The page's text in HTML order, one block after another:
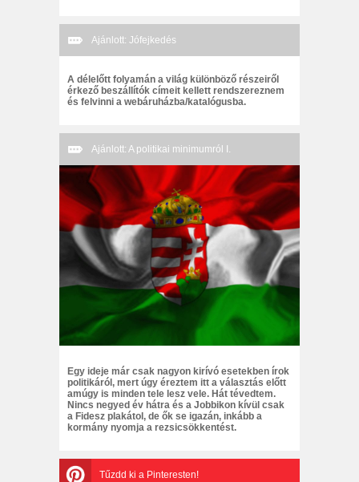
Ajánlott: Jófejkedés
A délelőtt folyamán a világ különböző részeiről
érkező beszállítók címeit kellett rendszereznem
és felvinni a webáruházba/katalógusba.
Ajánlott: A politikai minimumról I.
Egy ideje már csak nagyon kirívó esetekben írok
politikáról, mert úgy éreztem itt a választás előtt
amúgy is minden tele lesz vele. Hát tévedtem.
Nincs negyed év hátra és a Jobbikon kívül csak
a Fidesz plakátol, de ők se igazán, inkább a
kormány nyomja a rezsicsökkentést.
Tűzdd ki a Pinteresten!